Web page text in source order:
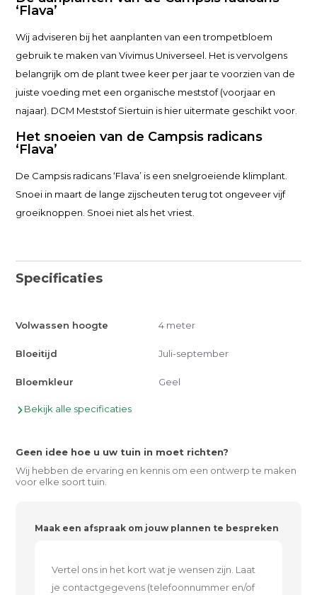
‘Flava’
Wij adviseren bij het aanplanten van een trompetbloem
gebruik te maken van Vivimus Universeel. Het is vervolgens
belangrijk om de plant twee keer per jaar te voorzien van de
juiste voeding met een organische meststof (voorjaar en
najaar). DCM Meststof Siertuin is hier uitermate geschikt voor.
Het snoeien van de Campsis radicans
‘Flava’
De Campsis radicans ‘Flava’ is een snelgroeiende klimplant.
Snoei in maart de lange zijscheuten terug tot ongeveer vijf
groeiknoppen. Snoei niet als het vriest.
Specificaties
Volwassen hoogte 4 meter
Bloeitijd Juli-september
Bloemkleur Geel
Bekijk alle specificaties
Geen idee hoe u uw tuin in moet richten?
Wij hebben de ervaring en kennis om een ontwerp te maken
voor elke soort tuin.
Maak een afspraak om jouw plannen te bespreken